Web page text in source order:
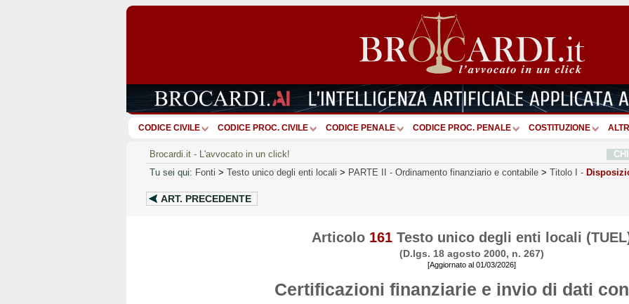
CODICE CIVILE CODICE PROC. CIVILE CODICE PENALE CODICE PROC. PENALE COSTITUZIONE ALTRI
Brocardi.it - L'avvocato in un click!
Tu sei qui: Fonti > Testo unico degli enti locali > PARTE II - Ordinamento finanziario e contabile > Titolo I -
ART. PRECEDENTE
Articolo 161 Testo unico degli enti locali
(D.lgs. 18 agosto 2000, n. 267)
[Aggiornato al 01/03/2026]
Certificazioni finanziarie e invio di dati